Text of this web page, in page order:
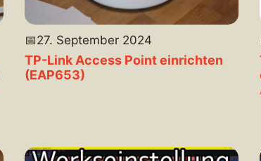
📅27. September 2024
TP-Link Access Point einrichten
(EAP653)